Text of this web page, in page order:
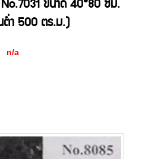
No.7031 ขนาด 40*80 ซม.
ต่ำ 500 ตร.ม.)
n/a